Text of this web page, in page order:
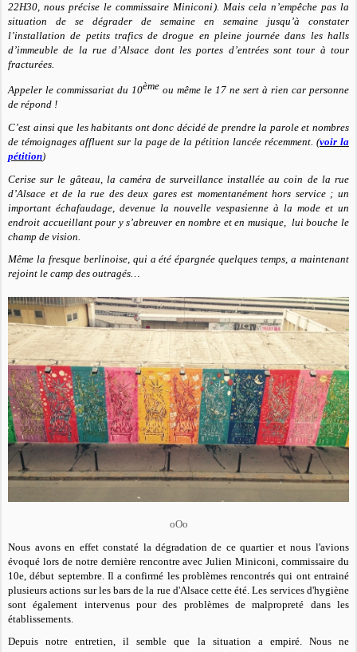
22H30, nous précise le commissaire Miniconi). Mais cela n’empêche pas la
situation de se dégrader de semaine en semaine jusqu’à constater
l’installation de petits trafics de drogue en pleine journée dans les halls
d’immeuble de la rue d’Alsace dont les portes d’entrées sont tour à tour
fracturées.
Appeler le commissariat du 10ème ou même le 17 ne sert à rien car personne
de répond !
C’est ainsi que les habitants ont donc décidé de prendre la parole et nombres
de témoignages affluent sur la page de la pétition lancée récemment. (voir la
pétition)
Cerise sur le gâteau, la caméra de surveillance installée au coin de la rue
d’Alsace et de la rue des deux gares est momentanément hors service ; un
important échafaudage, devenue la nouvelle vespasienne à la mode et un
endroit accueillant pour y s’abreuver en nombre et en musique, lui bouche le
champ de vision.
Même la fresque berlinoise, qui a été épargnée quelques temps, a maintenant
rejoint le camp des outragés…
oOo
Nous avons en effet constaté la dégradation de ce quartier et nous l'avions
évoqué lors de notre dernière rencontre avec Julien Miniconi, commissaire du
10e, début septembre. Il a confirmé les problèmes rencontrés qui ont entrainé
plusieurs actions sur les bars de la rue d'Alsace cette été. Les services d'hygiène
sont également intervenus pour des problèmes de malpropreté dans les
établissements.
Depuis notre entretien, il semble que la situation a empiré. Nous ne